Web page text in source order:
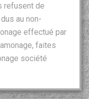
refusent de
au non-
effectué par
faites
société